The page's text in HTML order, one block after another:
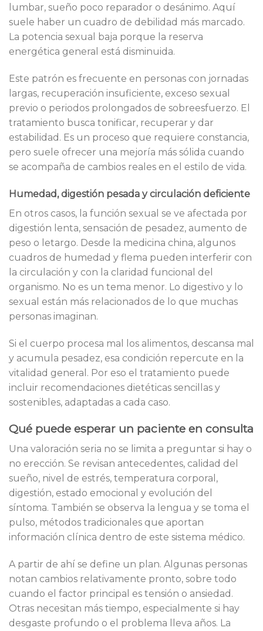
lumbar, sueño poco reparador o desánimo. Aquí
suele haber un cuadro de debilidad más marcado.
La potencia sexual baja porque la reserva
energética general está disminuida.
Este patrón es frecuente en personas con jornadas
largas, recuperación insuficiente, exceso sexual
previo o periodos prolongados de sobreesfuerzo. El
tratamiento busca tonificar, recuperar y dar
estabilidad. Es un proceso que requiere constancia,
pero suele ofrecer una mejoría más sólida cuando
se acompaña de cambios reales en el estilo de vida.
Humedad, digestión pesada y circulación deficiente
En otros casos, la función sexual se ve afectada por
digestión lenta, sensación de pesadez, aumento de
peso o letargo. Desde la medicina china, algunos
cuadros de humedad y flema pueden interferir con
la circulación y con la claridad funcional del
organismo. No es un tema menor. Lo digestivo y lo
sexual están más relacionados de lo que muchas
personas imaginan.
Si el cuerpo procesa mal los alimentos, descansa mal
y acumula pesadez, esa condición repercute en la
vitalidad general. Por eso el tratamiento puede
incluir recomendaciones dietéticas sencillas y
sostenibles, adaptadas a cada caso.
Qué puede esperar un paciente en consulta
Una valoración seria no se limita a preguntar si hay o
no erección. Se revisan antecedentes, calidad del
sueño, nivel de estrés, temperatura corporal,
digestión, estado emocional y evolución del
síntoma. También se observa la lengua y se toma el
pulso, métodos tradicionales que aportan
información clínica dentro de este sistema médico.
A partir de ahí se define un plan. Algunas personas
notan cambios relativamente pronto, sobre todo
cuando el factor principal es tensión o ansiedad.
Otras necesitan más tiempo, especialmente si hay
desgaste profundo o el problema lleva años. La